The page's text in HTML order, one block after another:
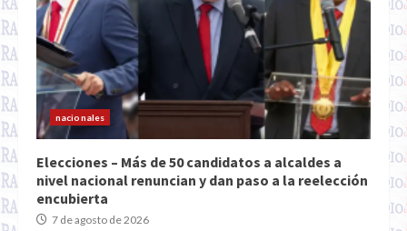
nacionales
Elecciones – Más de 50 candidatos a alcaldes a
nivel nacional renuncian y dan paso a la reelección
encubierta
7 de agosto de 2026